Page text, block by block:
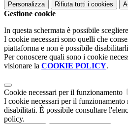
Personalizza Rifiuta tutti i cookies
Gestione cookie
In questa schermata è possibile
I cookie necessari sono quelli che
piattaforma e non è possibile
Per conoscere quali sono i cookie
visionare la COOKIE POLICY.
Cookie necessari per il funzionamento
I cookie necessari per il funzionamento
disabilitati. È possibile consultare
policy.